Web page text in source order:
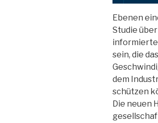
Ebenen
Studie
sein, die
dem
schützen
Die neuen